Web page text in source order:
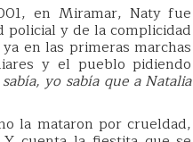
en Miramar, Naty fue
y de la complicidad
en las primeras marchas
y el pueblo pidiendo
yo sabía que a Natalia
la mataron por crueldad,